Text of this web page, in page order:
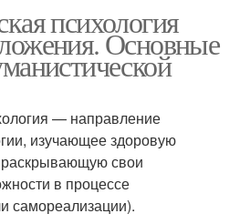
психология
Основные
— направление
изучающее здоровую
раскрывающую свои
в процессе
самореализации).